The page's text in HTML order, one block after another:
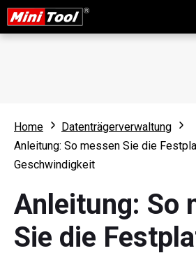
Home
Datenträgerverwaltung
Anleitung: So messen Sie die
Geschwindigkeit
Anleitung: So
Sie die